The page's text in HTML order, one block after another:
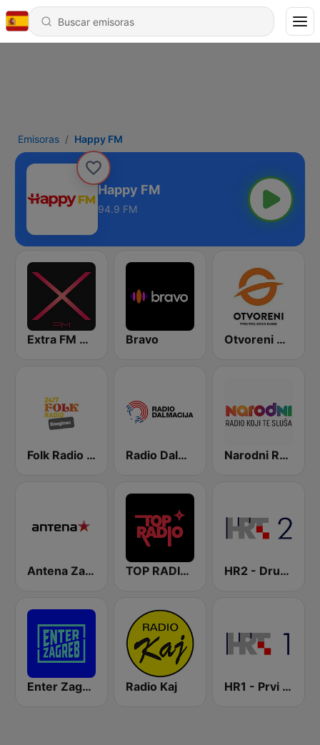
Emisoras Happy FM
Happy FM
94.9 FM
Extra FM 93.6 Bravo Otvoreni Radio
Folk Radio Kneginec Radio Dalmacija Narodni Radio
Antena Zagreb TOP RADIO 101 HR2 - Drugi program
Enter Zagreb Radio Kaj HR1 - Prvi program